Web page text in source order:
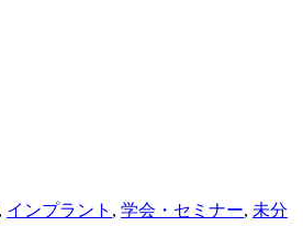
, インプラント , 学会・セミナー, 未分